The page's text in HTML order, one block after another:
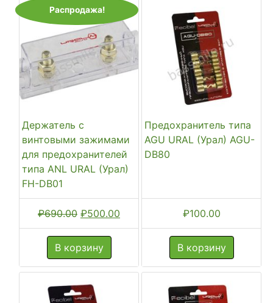
Распродажа!
Держатель с
винтовыми зажимами
для предохранителей
типа ANL URAL (Урал)
FH-DB01
₽690.00 Первоначальная
цена
составляла
₽690.00.
₽500.00
цена:
В корзину
Предохранитель типа
AGU URAL (Урал) AGU-
DB80
₽100.00
В корзину